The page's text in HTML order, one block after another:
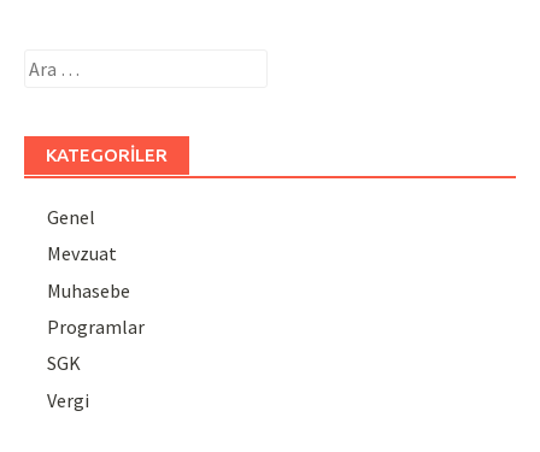
Arama:
KATEGORILER
Genel
Mevzuat
Muhasebe
Programlar
SGK
Vergi